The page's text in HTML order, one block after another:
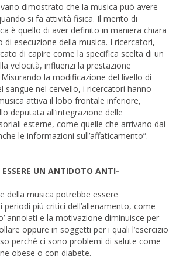
dimostrato che la musica può avere
si fa attività fisica. Il merito di
è quello di aver definito in maniera chiara
di esecuzione della musica. I ricercatori,
di capire come la specifica scelta di un
velocità, influenzi la prestazione
Misurando la modificazione del livello di
sangue nel cervello, i ricercatori hanno
attiva il lobo frontale inferiore,
deputata all’integrazione delle
esterne, come quelle che arrivano dai
le informazioni sull’affaticamento”.
UN ANTIDOTO ANTI-
della musica potrebbe essere
più critici dell’allenamento, come
annoiati e la motivazione diminuisce per
oppure in soggetti per i quali l’esercizio
perché ci sono problemi di salute come
obese o con diabete.